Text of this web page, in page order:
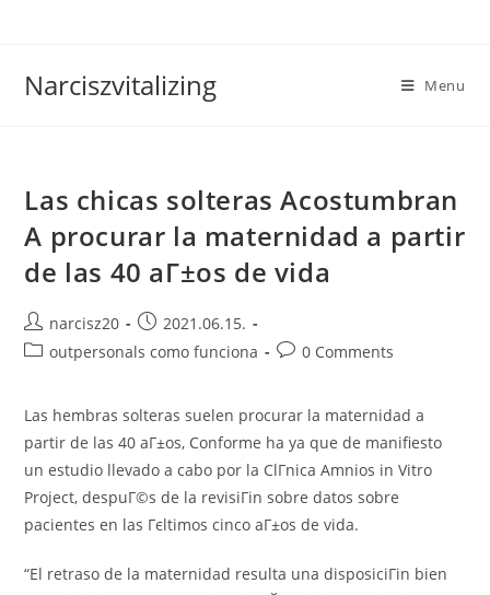
Narciszvitalizing Menu
Las chicas solteras Acostumbran
A procurar la maternidad a partir
de las 40 aГ±os de vida
Post
author:
narcisz20
Post
published:
2021.06.15.
Postoutpersonals como funciona
Post0 Comments
Las hembras solteras suelen procurar la maternidad a
partir de las 40 aГ±os, Conforme ha ya que de manifiesto
un estudio llevado a cabo por la ClГ­nica Amnios in Vitro
Project, despuГ©s de la revisiГіn sobre datos sobre
pacientes en las Гєltimos cinco aГ±os de vida.
“El retraso de la maternidad resulta una disposiciГіn bien